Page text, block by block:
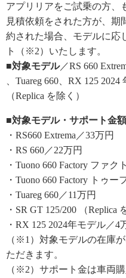
アプリリアをご試乗の方、
見積依頼をされた方が、期
約された場合、モデルに応
ト（※2）いたします。
■対象モデル／RS 660
、Tuareg 660、RX 125
（Replica を除く）
■対象モデル・サポート金額
・RS660 Extrema／33万円
・RS 660／22万円
・Tuono 660 Factory ファ
・Tuono 660 Factory トゥー
・Tuareg 660／11万円
・SR GT 125/200 （Replica
・RX 125 2024年モデル／4
（※1）対象モデルの在庫
ただきます。
（※2）サポート金は車両